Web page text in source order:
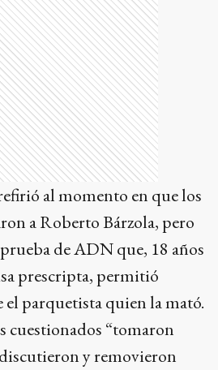
al momento en que los
a Roberto Bárzola, pero
de ADN que, 18 años
prescripta, permitió
parquetista quien la mató.
cuestionados “tomaron
y removieron